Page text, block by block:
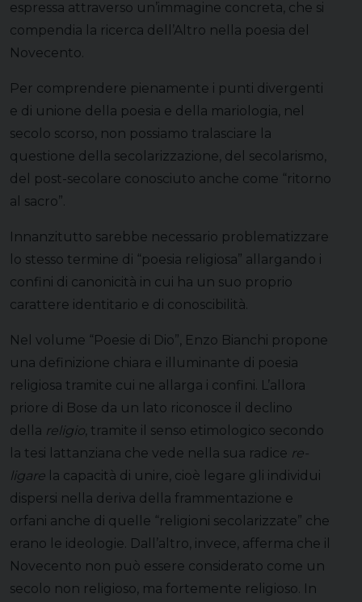
espressa attraverso un’immagine concreta, che si
compendia la ricerca dell’Altro nella poesia del
Novecento.
Per comprendere pienamente i punti divergenti
e di unione della poesia e della mariologia, nel
secolo scorso, non possiamo tralasciare la
questione della secolarizzazione, del secolarismo,
del post-secolare conosciuto anche come “ritorno
al sacro”.
Innanzitutto sarebbe necessario problematizzare
lo stesso termine di “poesia religiosa” allargando i
confini di canonicità in cui ha un suo proprio
carattere identitario e di conoscibilità.
Nel volume “Poesie di Dio”, Enzo Bianchi propone
una definizione chiara e illuminante di poesia
religiosa tramite cui ne allarga i confini. L’allora
priore di Bose da un lato riconosce il declino
della religio , tramite il senso etimologico secondo
la tesi lattanziana che vede nella sua radice re-
ligare la capacità di unire, cioè legare gli individui
dispersi nella deriva della frammentazione e
orfani anche di quelle “religioni secolarizzate” che
erano le ideologie. Dall’altro, invece, afferma che il
Novecento non può essere considerato come un
secolo non religioso, ma fortemente religioso. In